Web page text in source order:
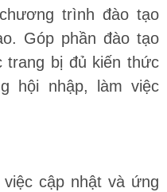
trình đào tạo
Góp phần đào tạo
trang bị đủ kiến thức
hội nhập, làm việc
cập nhật và ứng